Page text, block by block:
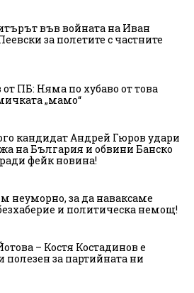
във войната на Иван
за полетите с частните
ПБ: Няма по хубаво от това
„мамо“
кандидат Андрей Гюров удари
на България и обвини Банско
фейк новина!
неуморно, за да наваксаме
и политическа немощ!
– Костя Костадинов е
за партийната ни